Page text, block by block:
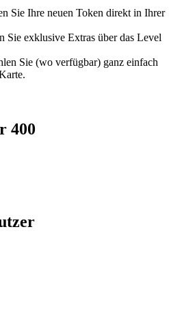
Sie Ihre neuen Token direkt in Ihrer
Sie exklusive Extras über das Level
Sie (wo verfügbar) ganz einfach
400